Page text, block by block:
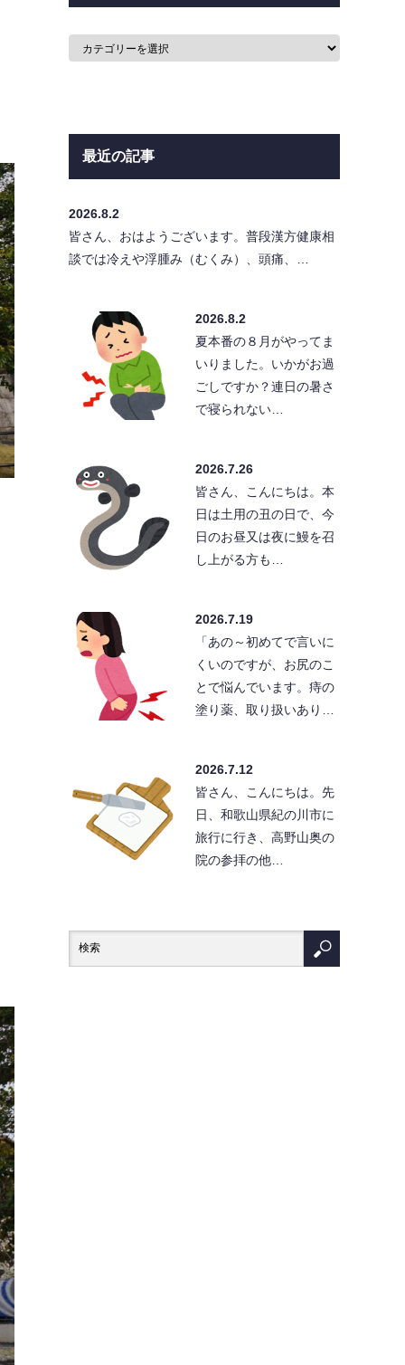
最近の記事
2026.8.2
皆さん、おはようございます。普段漢方健康相
談では冷えや浮腫み（むくみ）、頭痛、…
2026.8.2
夏本番の８月がやってま
いりました。いかがお過
ごしですか？連日の暑さ
で寝られない…
2026.7.26
皆さん、こんにちは。本
日は土用の丑の日で、今
日のお昼又は夜に鰻を召
し上がる方も…
2026.7.19
「あの～初めてで言いに
くいのですが、お尻のこ
とで悩んでいます。痔の
塗り薬、取り扱いあり…
2026.7.12
皆さん、こんにちは。先
日、和歌山県紀の川市に
旅行に行き、高野山奥の
院の参拝の他…